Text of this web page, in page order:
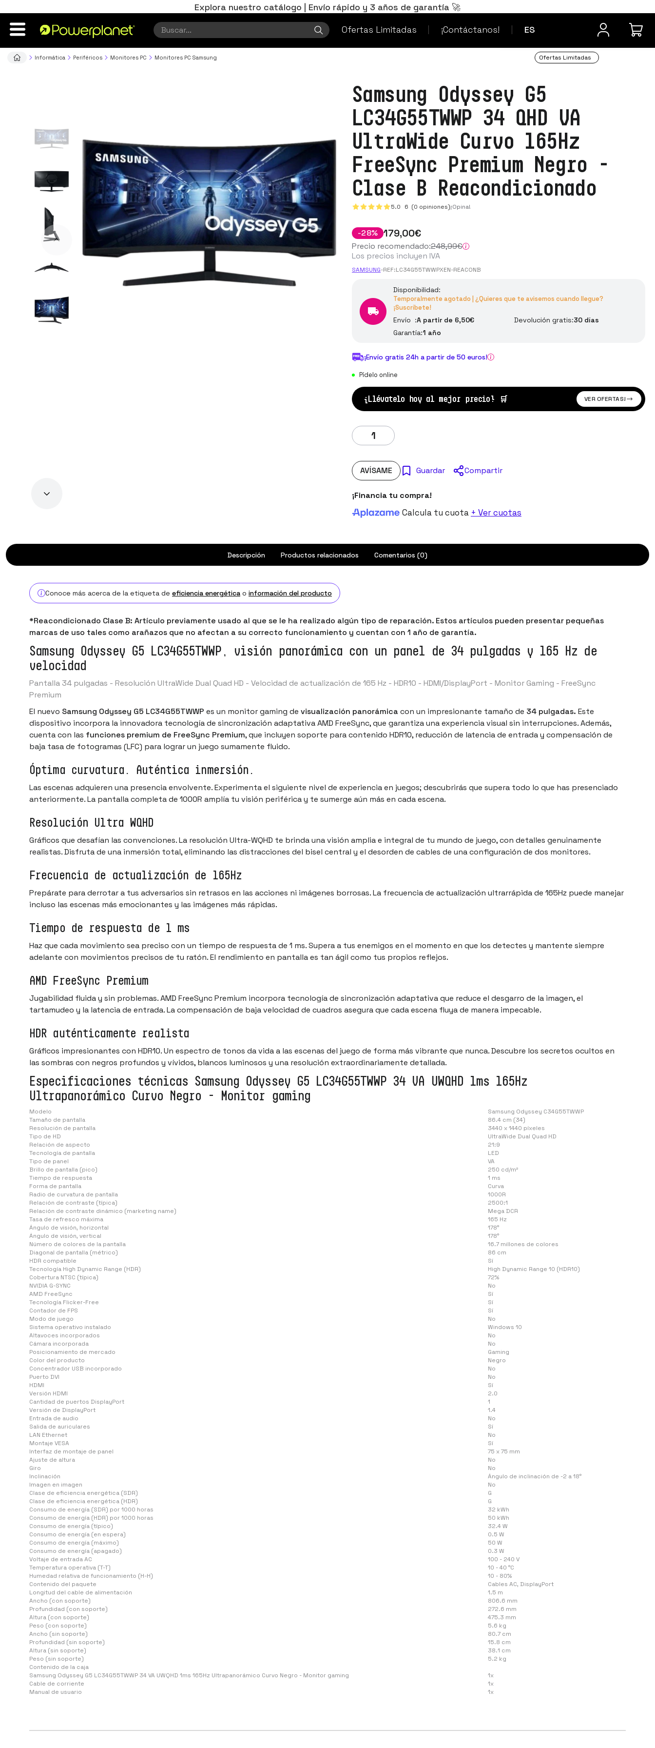
Explora nuestro catálogo | Envío rápido y 3 años de garantía 🚀
ES
Ofertas Limitadas ¡Contáctanos!
¿Dudas? Contacta
Informática Periféricos Monitores PC Monitores PC Samsung Ofertas Limitadas
Samsung Odyssey G5
LC34G55TWWP 34 QHD VA
UltraWide Curvo 165Hz
FreeSync Premium Negro -
Clase B Reacondicionado
5.0 6 (0 opiniones)¡Opina!
-28% 179,00€
Precio recomendado:248,99€
Los precios incluyen IVA
SAMSUNG-REF:LC34G55TWWPXEN-REACONB
Disponibilidad:
Temporalmente agotado | ¿Quieres que te avisemos cuando llegue?
¡Suscríbete!
Envío :A partir de 6,50€ Devolución gratis:30 días
Garantía:1 año
¡Envío gratis 24h a partir de 50 euros!
Pídelo online
¡Llévatelo hoy al mejor precio! 🛒 VER OFERTAS!
AVÍSAME Guardar Compartir
¡Financia tu compra!
Calcula tu cuota + Ver cuotas
Descripción Productos relacionados Comentarios (0)
Conoce más acerca de la etiqueta de eficiencia energética o información del producto
*Reacondicionado Clase B: Artículo previamente usado al que se le ha realizado algún tipo de reparación. Estos artículos pueden presentar pequeñas
marcas de uso tales como arañazos que no afectan a su correcto funcionamiento y cuentan con 1 año de garantía.
Samsung Odyssey G5 LC34G55TWWP, visión panorámica con un panel de 34 pulgadas y 165 Hz de
velocidad
Pantalla 34 pulgadas - Resolución UltraWide Dual Quad HD - Velocidad de actualización de 165 Hz - HDR10 - HDMI/DisplayPort - Monitor Gaming - FreeSync
Premium
El nuevo Samsung Odyssey G5 LC34G55TWWP es un monitor gaming de visualización panorámica con un impresionante tamaño de 34 pulgadas. Este
dispositivo incorpora la innovadora tecnología de sincronización adaptativa AMD FreeSync, que garantiza una experiencia visual sin interrupciones. Además,
cuenta con las funciones premium de FreeSync Premium, que incluyen soporte para contenido HDR10, reducción de latencia de entrada y compensación de
baja tasa de fotogramas (LFC) para lograr un juego sumamente fluido.
Óptima curvatura. Auténtica inmersión.
Las escenas adquieren una presencia envolvente. Experimenta el siguiente nivel de experiencia en juegos; descubrirás que supera todo lo que has presenciado
anteriormente. La pantalla completa de 1000R amplía tu visión periférica y te sumerge aún más en cada escena.
Resolución Ultra WQHD
Gráficos que desafían las convenciones. La resolución Ultra-WQHD te brinda una visión amplia e integral de tu mundo de juego, con detalles genuinamente
realistas. Disfruta de una inmersión total, eliminando las distracciones del bisel central y el desorden de cables de una configuración de dos monitores.
Frecuencia de actualización de 165Hz
Prepárate para derrotar a tus adversarios sin retrasos en las acciones ni imágenes borrosas. La frecuencia de actualización ultrarrápida de 165Hz puede manejar
incluso las escenas más emocionantes y las imágenes más rápidas.
Tiempo de respuesta de 1 ms
Haz que cada movimiento sea preciso con un tiempo de respuesta de 1 ms. Supera a tus enemigos en el momento en que los detectes y mantente siempre
adelante con movimientos precisos de tu ratón. El rendimiento en pantalla es tan ágil como tus propios reflejos.
AMD FreeSync Premium
Jugabilidad fluida y sin problemas. AMD FreeSync Premium incorpora tecnología de sincronización adaptativa que reduce el desgarro de la imagen, el
tartamudeo y la latencia de entrada. La compensación de baja velocidad de cuadros asegura que cada escena fluya de manera impecable.
HDR auténticamente realista
Gráficos impresionantes con HDR10. Un espectro de tonos da vida a las escenas del juego de forma más vibrante que nunca. Descubre los secretos ocultos en
las sombras con negros profundos y vívidos, blancos luminosos y una resolución extraordinariamente detallada.
Especificaciones técnicas Samsung Odyssey G5 LC34G55TWWP 34 VA UWQHD 1ms 165Hz
Ultrapanorámico Curvo Negro - Monitor gaming
Modelo
Samsung Odyssey C34G55TWWP
Tamaño de pantalla
86.4 cm (34)
Resolución de pantalla
3440 x 1440 píxeles
Tipo de HD
UltraWide Dual Quad HD
Relación de aspecto
21:9
Tecnología de pantalla
LED
Tipo de panel
VA
Brillo de pantalla (pico)
250 cd/m²
Tiempo de respuesta
1 ms
Forma de pantalla
Curva
Radio de curvatura de pantalla
1000R
Relación de contraste (típica)
2500:1
Relación de contraste dinámico (marketing name)
Mega DCR
Tasa de refresco máxima
165 Hz
Ángulo de visión, horizontal
178°
Ángulo de visión, vertical
178°
Número de colores de la pantalla
16.7 millones de colores
Diagonal de pantalla (métrico)
86 cm
HDR compatible
Sí
Tecnología High Dynamic Range (HDR)
High Dynamic Range 10 (HDR10)
Cobertura NTSC (típica)
72%
NVIDIA G-SYNC
No
AMD FreeSync
Sí
Tecnología Flicker-Free
Sí
Contador de FPS
Sí
Modo de juego
No
Sistema operativo instalado
Windows 10
Altavoces incorporados
No
Cámara incorporada
No
Posicionamiento de mercado
Gaming
Color del producto
Negro
Concentrador USB incorporado
No
Puerto DVI
No
HDMI
Sí
Versión HDMI
2.0
Cantidad de puertos DisplayPort
1
Versión de DisplayPort
1.4
Entrada de audio
No
Salida de auriculares
Sí
LAN Ethernet
No
Montaje VESA
Sí
Interfaz de montaje de panel
75 x 75 mm
Ajuste de altura
No
Giro
No
Inclinación
Ángulo de inclinación de -2 a 18°
Imagen en imagen
No
Clase de eficiencia energética (SDR)
G
Clase de eficiencia energética (HDR)
G
Consumo de energía (SDR) por 1000 horas
32 kWh
Consumo de energía (HDR) por 1000 horas
50 kWh
Consumo de energía (típico)
32.4 W
Consumo de energía (en espera)
0.5 W
Consumo de energía (máximo)
50 W
Consumo de energía (apagado)
0.3 W
Voltaje de entrada AC
100 - 240 V
Temperatura operativa (T-T)
10 - 40 °C
Humedad relativa de funcionamiento (H-H)
10 - 80%
Contenido del paquete
Cables AC, DisplayPort
Longitud del cable de alimentación
1.5 m
Ancho (con soporte)
806.6 mm
Profundidad (con soporte)
272.6 mm
Altura (con soporte)
475.3 mm
Peso (con soporte)
5.6 kg
Ancho (sin soporte)
80.7 cm
Profundidad (sin soporte)
15.8 cm
Altura (sin soporte)
38.1 cm
Peso (sin soporte)
5.2 kg
Contenido de la caja
Samsung Odyssey G5 LC34G55TWWP 34 VA UWQHD 1ms 165Hz Ultrapanorámico Curvo Negro - Monitor gaming
1x
Cable de corriente
1x
Manual de usuario
1x